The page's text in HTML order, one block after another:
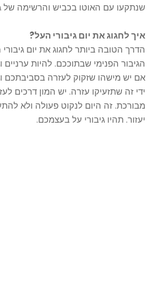
שנתקעו עם האוטו בכביש והרשימה של
איך לחגוג את יום גיבורי העל?
הדרך הטובה ביותר לחגוג את יום
הגיבור הפנימי שבתוככם. להיות ערניים
אם יש מישהו שזקוק לעזרה בסביבתכם
ידי זה שתזעיקו עזרה. יש המון דרכים
מבורכת. זה היום לנקוט פעולה ולא
יעזור. תהיו גיבורי על בעצמכם.